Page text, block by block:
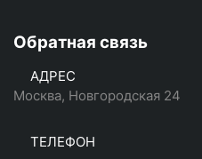
Обратная связь
АДРЕС
Москва, Новгородская 24
ТЕЛЕФОН